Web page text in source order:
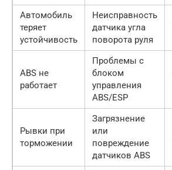
Автомобиль
теряет
устойчивость
Неисправность
датчика угла
поворота руля
ABS не
работает
Проблемы с
блоком
управления
ABS/ESP
Рывки при
торможении
Загрязнение
или
повреждение
датчиков ABS